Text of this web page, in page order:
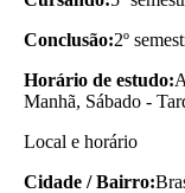
Conclusão:2º
Horário de estudo:
Manhã, Sábado -
Local e horário
Cidade / Bairro: